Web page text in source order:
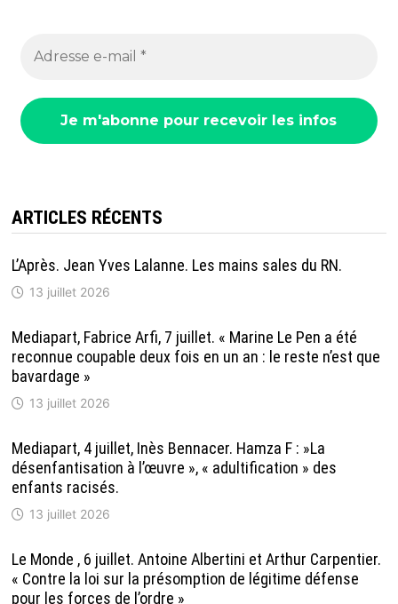
ARTICLES RÉCENTS
L’Après. Jean Yves Lalanne. Les mains sales du RN.
13 juillet 2026
Mediapart, Fabrice Arfi, 7 juillet. « Marine Le Pen a été
reconnue coupable deux fois en un an : le reste n’est que
bavardage »
13 juillet 2026
Mediapart, 4 juillet, Inès Bennacer. Hamza F : »La
désenfantisation à l’œuvre », « adultification » des
enfants racisés.
13 juillet 2026
Le Monde , 6 juillet. Antoine Albertini et Arthur Carpentier.
« Contre la loi sur la présomption de légitime défense
pour les forces de l’ordre »